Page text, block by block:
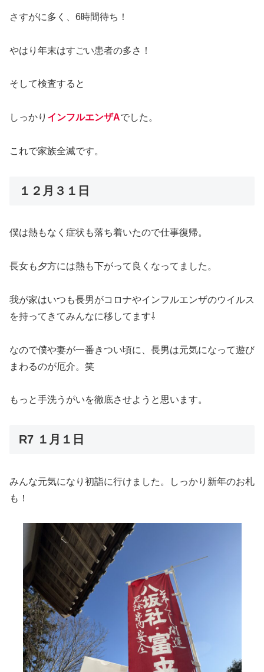
さすがに多く、6時間待ち！
やはり年末はすごい患者の多さ！
そして検査すると
しっかり インフルエンザAでした。
これで家族全滅です。
１２月３１日
僕は熱もなく症状も落ち着いたので仕事復帰。
長女も夕方には熱も下がって良くなってました。
我が家はいつも長男がコロナやインフルエンザのウイルス
を持ってきてみんなに移してます⇩
なので僕や妻が一番きつい頃に、長男は元気になって遊び
まわるのが厄介。笑
もっと手洗うがいを徹底させようと思います。
R7 １月１日
みんな元気になり初詣に行けました。しっかり新年のお札
も！